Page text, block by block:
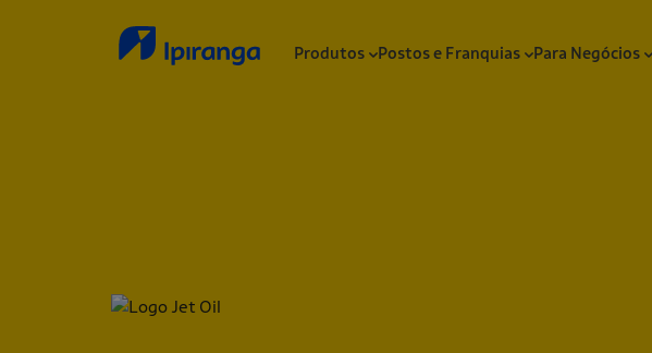
Produtos Postos e Franquias Para Negócios